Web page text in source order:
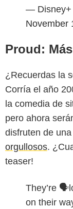
— Disney+
November
Proud:
¿Recuerdas la
Corría el año
la comedia de
pero ahora
disfruten de
orgullosos.
teaser!
They’re
on their